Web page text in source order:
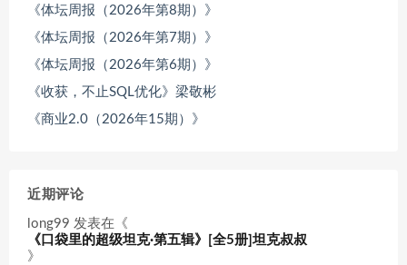
《体坛周报（2026年第8期）》
《体坛周报（2026年第7期）》
《体坛周报（2026年第6期）》
《收获，不止SQL优化》梁敬彬
《商业2.0（2026年15期）》
近期评论
long99 发表在《
《口袋里的超级坦克·第五辑》[全5册]坦克叔叔
》